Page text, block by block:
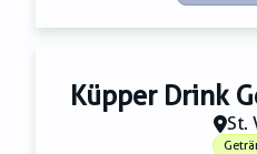
Küpper Drink
St.